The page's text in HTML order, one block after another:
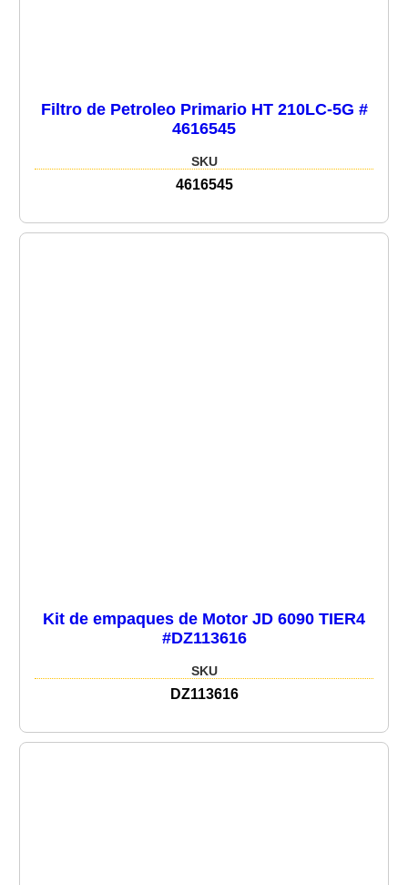
Filtro de Petroleo Primario HT 210LC-5G #
4616545
SKU
4616545
Kit de empaques de Motor JD 6090 TIER4
#DZ113616
SKU
DZ113616